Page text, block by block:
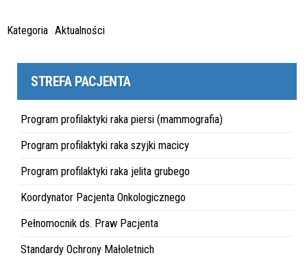
Kategoria Aktualności
STREFA PACJENTA
Program profilaktyki raka piersi (mammografia)
Program profilaktyki raka szyjki macicy
Program profilaktyki raka jelita grubego
Koordynator Pacjenta Onkologicznego
Pełnomocnik ds. Praw Pacjenta
Standardy Ochrony Małoletnich